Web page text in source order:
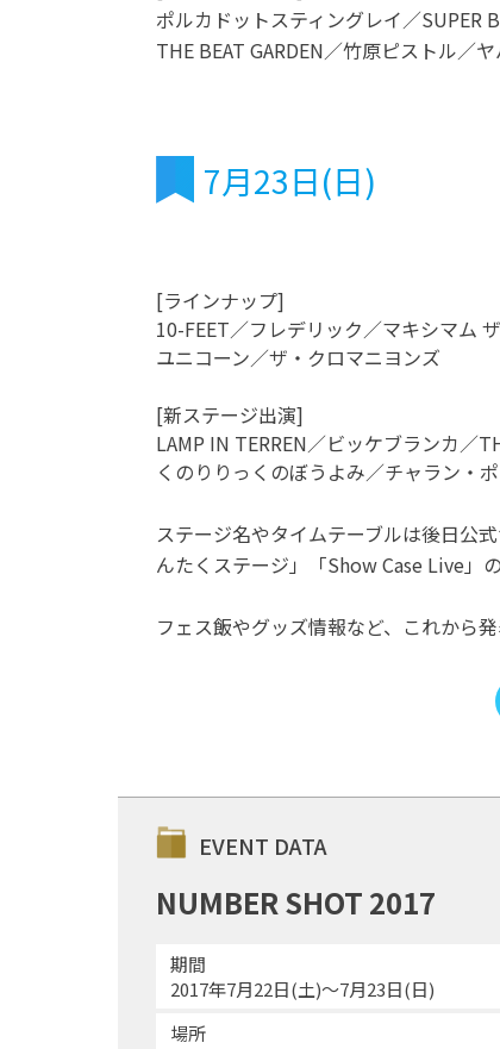
ポルカドットスティングレイ／SUPER
THE BEAT GARDEN／竹原ピストル／
7月23日(日)
[ラインナップ]
10-FEET／フレデリック／マキシマム
ユニコーン／ザ・クロマニヨンズ
[新ステージ出演]
LAMP IN TERREN／ビッケブランカ／
くのりりっくのぼうよみ／チャラン・
ステージ名やタイムテーブルは後日公
んたくステージ」「Show Case Live」
フェス飯やグッズ情報など、これから
EVENT DATA
NUMBER SHOT 2017
期間
2017年7月22日(土)〜7月23日(日)
場所